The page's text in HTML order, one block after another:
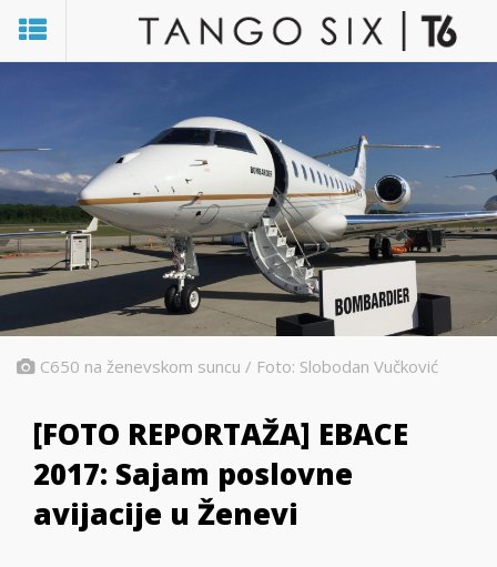
C650 na ženevskom suncu / Foto: Slobodan Vučković
[FOTO REPORTAŽA] EBACE
2017: Sajam poslovne
avijacije u Ženevi